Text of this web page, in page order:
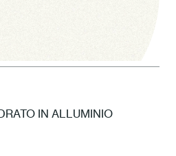
IN ALLUMINIO